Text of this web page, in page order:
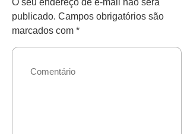
O seu endereço de e-mail não será
publicado. Campos obrigatórios são
marcados com *